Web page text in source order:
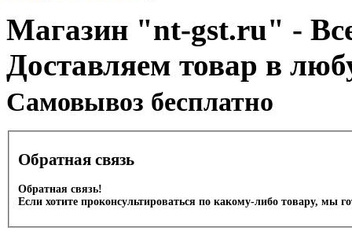
Магазин "nt-gst.ru" -
Доставляем товар в
Cамовывоз бесплатно
Обратная связь
Обратная связь!
Если хотите проконсультироваться по какому-либо товару, мы